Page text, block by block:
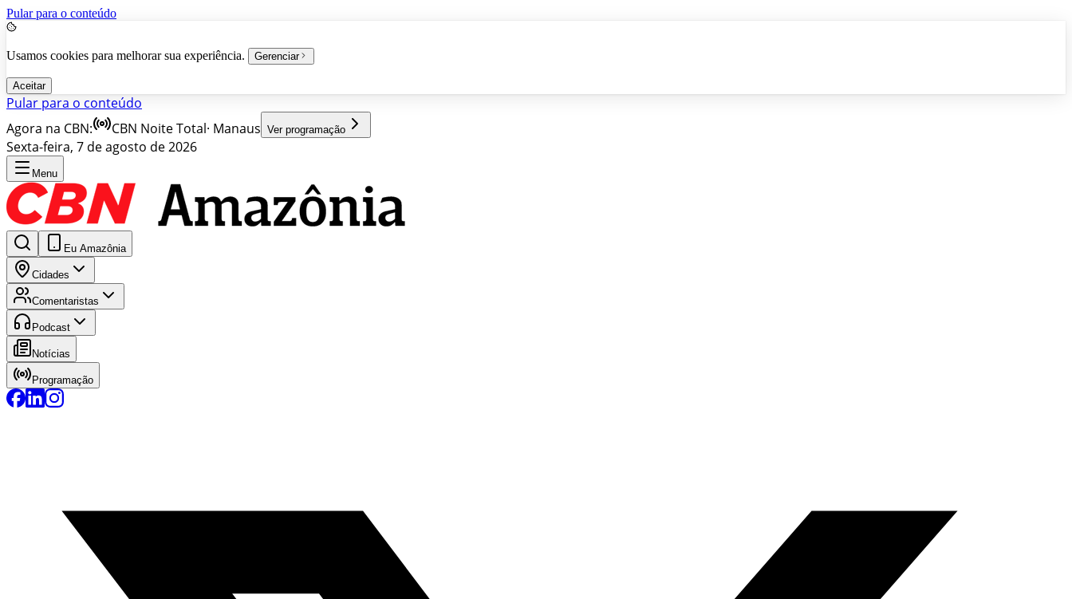
Pular para o conteúdo
Usamos cookies para melhorar sua experiência. Gerenciar
Aceitar
Pular para o conteúdo
Agora na CBN:
CBN Noite Total· Manaus Ver programação
Sexta-feira, 7 de agosto de 2026
Menu
Eu Amazônia
Cidades
Comentaristas
Podcast
Notícias
Programação